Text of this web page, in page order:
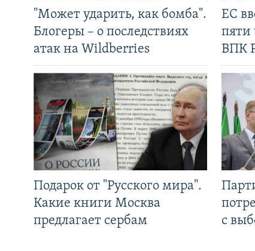
"Может ударить, как бомба".
Блогеры – о последствиях
атак на Wildberries
Подарок от "Русского мира".
Какие книги Москва
предлагает сербам
ЕС
пяти
ВПК
с